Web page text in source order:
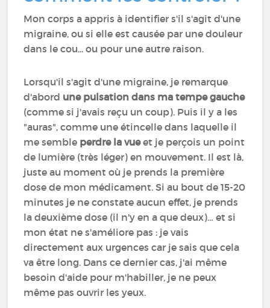
Mon corps a appris à identifier s'il s'agit d'une
migraine, ou si elle est causée par une douleur
dans le cou... ou pour une autre raison.
Lorsqu'il s'agit d'une migraine, je remarque
d'abord une pulsation dans ma tempe gauche
(comme si j'avais reçu un coup). Puis il y a les
"auras", comme une étincelle dans laquelle il
me semble perdre la vueet je perçois un point
de lumière (très léger) en mouvement. Il est là,
juste au moment où je prends la première
dose de mon médicament. Si au bout de 15-20
minutes je ne constate aucun effet, je prends
la deuxième dose (il n'y en a que deux)… et si
mon état ne s'améliore pas : je vais
directement aux urgences car je sais que cela
va être long. Dans ce dernier cas, j'ai même
besoin d'aide pour m'habiller, je ne peux
même pas ouvrir les yeux.